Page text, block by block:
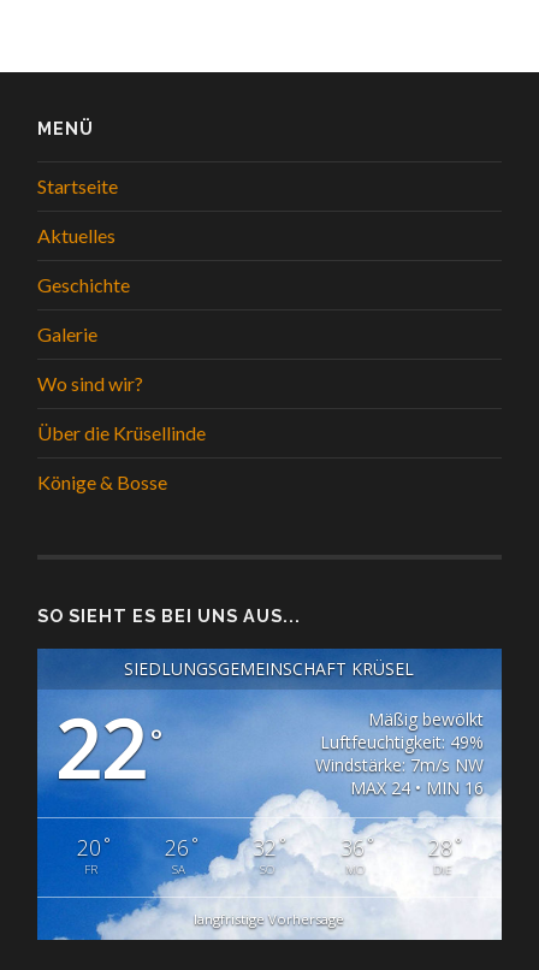
MENÜ
Startseite
Aktuelles
Geschichte
Galerie
Wo sind wir?
Über die Krüsellinde
Könige & Bosse
SO SIEHT ES BEI UNS AUS...
SIEDLUNGSGEMEINSCHAFT KRÜSEL
22°
Mäßig bewölkt
Luftfeuchtigkeit: 49%
Windstärke: 7m/s NW
MAX 24 • MIN 16
20°
FR
26°
SA
32°
SO
36°
MO
28°
DIE
langfristige Vorhersage